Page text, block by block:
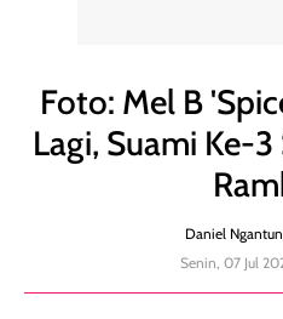
Foto: Mel B
Lagi, Suami Ke-
Daniel
Senin, 07 Jul